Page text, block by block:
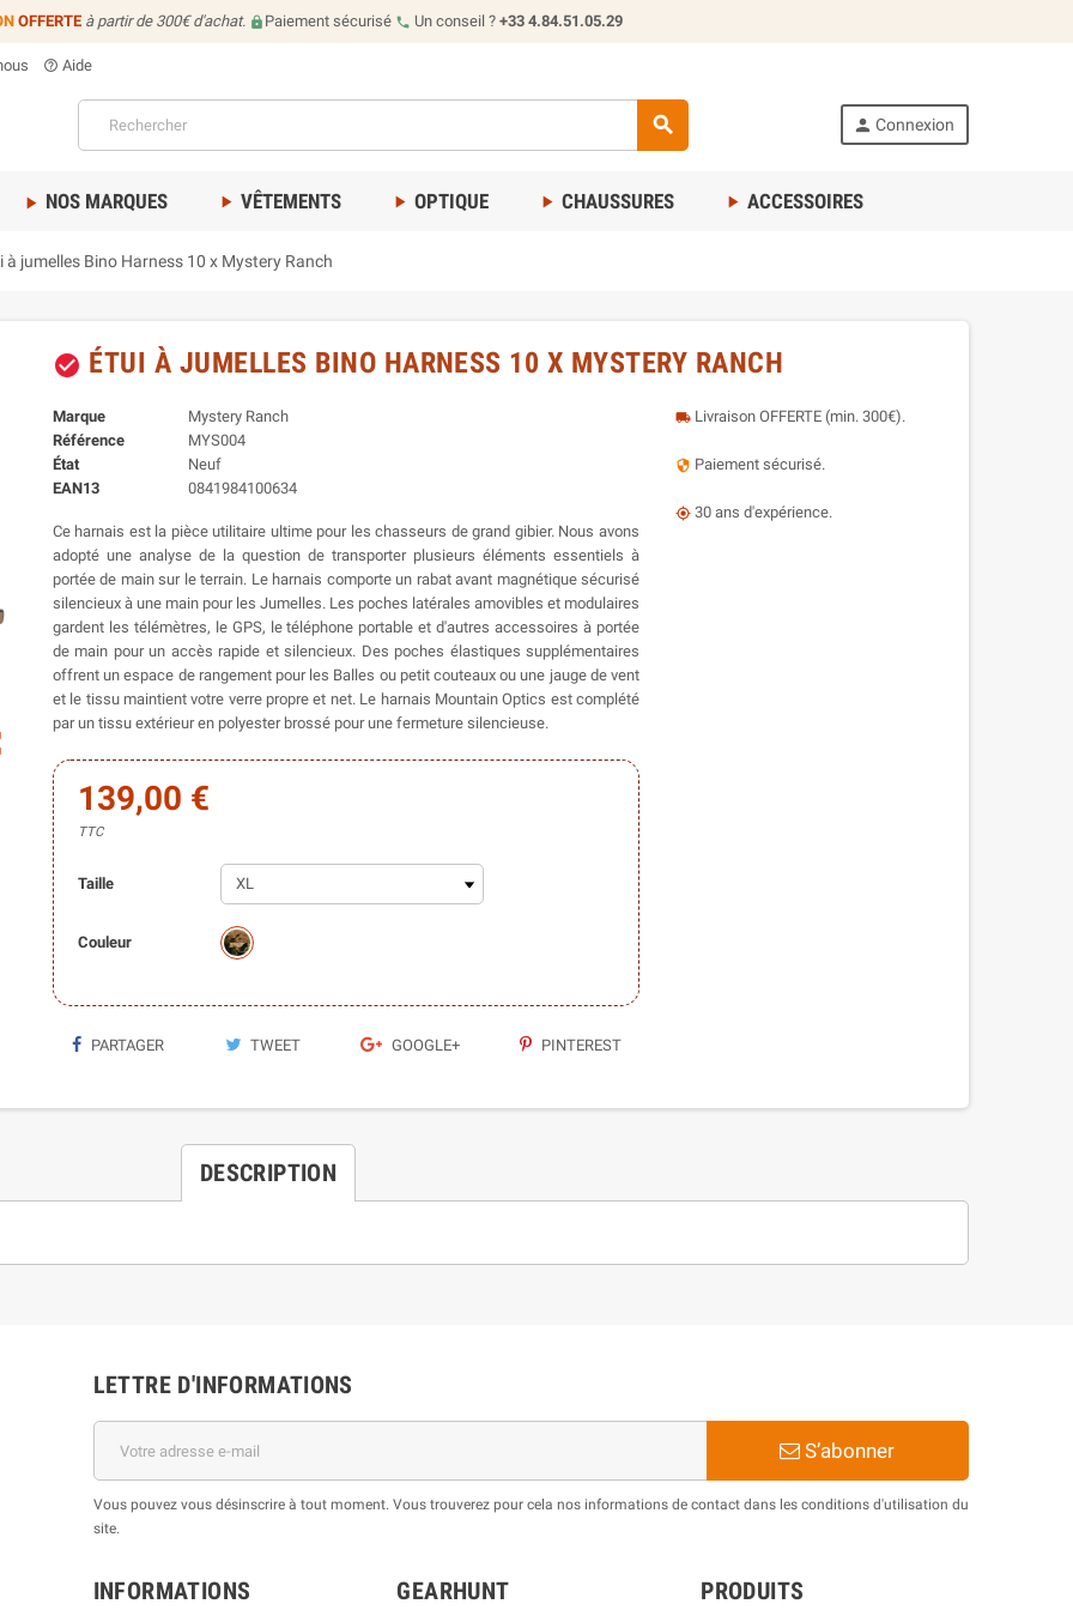
OFFERTE à partir de 300€ d'achat. lock Paiement sécurisé call Un conseil ? +33 4.84.51.05.29
help_outline Aide
search person Connexion
play_arrow NOS MARQUES play_arrow VÊTEMENTS play_arrow OPTIQUE play_arrow CHAUSSURES play_arrow ACCESSOIRES
à jumelles Bino Harness 10 x Mystery Ranch
check_circle ÉTUI À JUMELLES BINO HARNESS 10 X MYSTERY RANCH
Marque
Mystery Ranch
Référence
MYS004
État
Neuf
EAN13
0841984100634
Ce harnais est la pièce utilitaire ultime pour les chasseurs de grand gibier. Nous avons
adopté une analyse de la question de transporter plusieurs éléments essentiels à
portée de main sur le terrain. Le harnais comporte un rabat avant magnétique sécurisé
silencieux à une main pour les Jumelles. Les poches latérales amovibles et modulaires
gardent les télémètres, le GPS, le téléphone portable et d'autres accessoires à portée
de main pour un accès rapide et silencieux. Des poches élastiques supplémentaires
offrent un espace de rangement pour les Balles ou petit couteaux ou une jauge de vent
et le tissu maintient votre verre propre et net. Le harnais Mountain Optics est complété
par un tissu extérieur en polyester brossé pour une fermeture silencieuse.
139,00 €
TTC
Taille
Couleur
PARTAGER TWEET GOOGLE+ PINTEREST
local_shippingLivraison OFFERTE (min. 300€).
security Paiement sécurisé.
my_location30 ans d'expérience.
DESCRIPTION
LETTRE D'INFORMATIONS
S’abonner
Vous pouvez vous désinscrire à tout moment. Vous trouverez pour cela nos informations de contact dans les conditions d'utilisation du
site.
INFORMATIONS GEARHUNT PRODUITS